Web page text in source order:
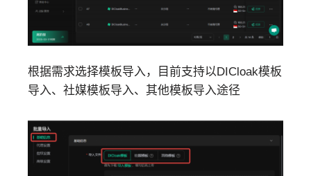
根据需求选择模板导入，目前支持以DICloak模板
导入、社媒模板导入、其他模板导入途径